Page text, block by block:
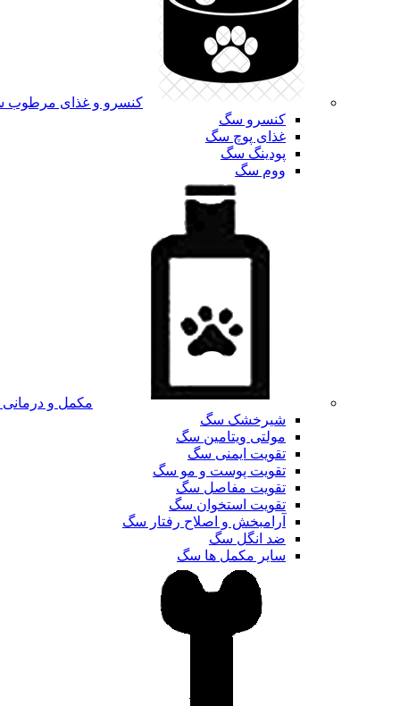
کنسرو و غذای
کنسرو سگ
غذای پوچ سگ
پودینگ سگ
ووم سگ
مکمل و
شیرخشک سگ
مولتی ویتامین سگ
تقویت ایمنی سگ
تقویت پوست و مو سگ
تقویت مفاصل سگ
تقویت استخوان سگ
آرامبخش و اصلاح رفتار سگ
ضد انگل سگ
سایر مکمل ها سگ